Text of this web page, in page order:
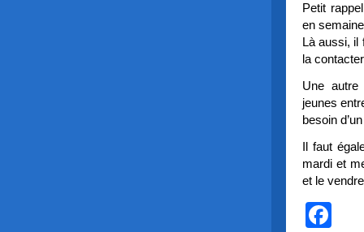
Petit
en
Là aussi, il
la
Une autre
jeunes
besoin
Il faut
mardi et
et le